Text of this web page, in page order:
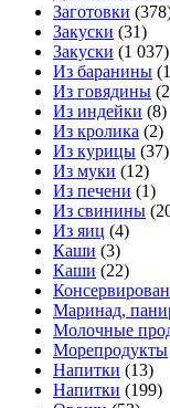
Заготовки
Закуски (31)
Закуски (1 037)
Из баранины
Из говядины
Из индейки (8)
Из кролика (2)
Из курицы (37)
Из муки (12)
Из печени (1)
Из свинины
Из яиц (4)
Каши (3)
Каши (22)
Маринад,
Молочные
Морепродукты
Напитки (13)
Напитки (199)